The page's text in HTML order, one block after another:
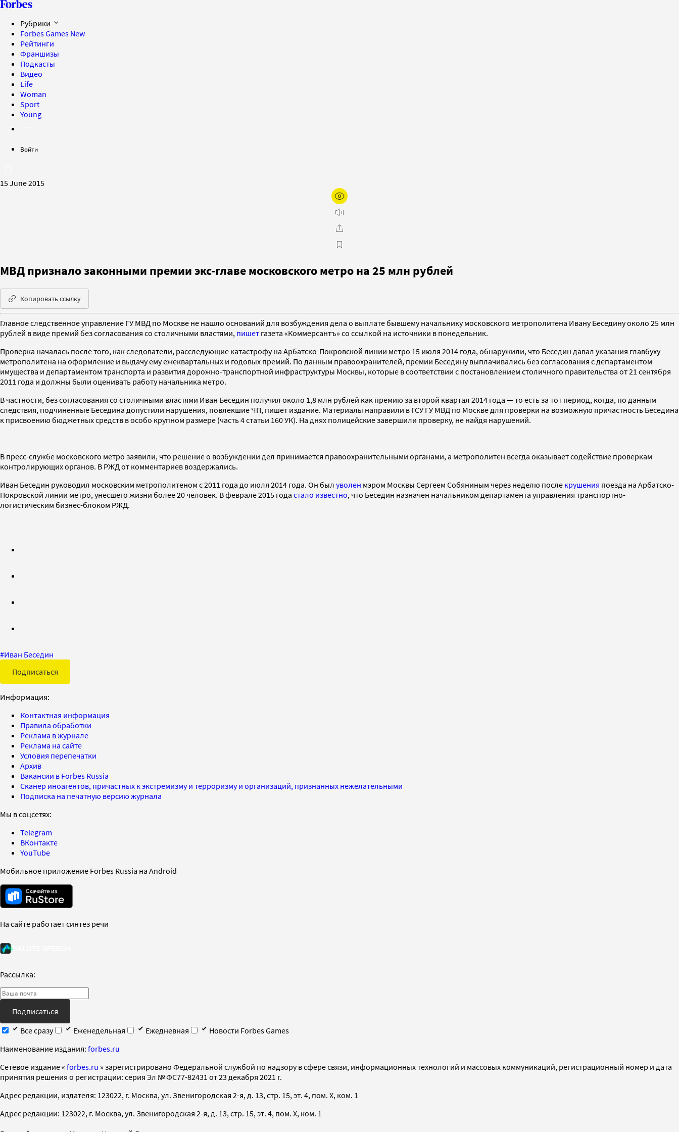
Рубрики
Forbes Games New
Рейтинги
Франшизы
Подкасты
Видео
Life
Woman
Sport
Young
Войти
15 June 2015
МВД признало законными премии экс-главе московского метро на 25 млн рублей
Копировать ссылку
Главное следственное управление ГУ МВД по Москве не нашло оснований для возбуждения дела о выплате бывшему начальнику московского метрополитена Ивану Беседину около 25 млн
рублей в виде премий без согласования со столичными властями, пишет газета «Коммерсантъ» со ссылкой на источники в понедельник.
Проверка началась после того, как следователи, расследующие катастрофу на Арбатско-Покровской линии метро 15 июля 2014 года, обнаружили, что Беседин давал указания главбуху
метрополитена на оформление и выдачу ему ежеквартальных и годовых премий. По данным правоохранителей, премии Беседину выплачивались без согласования с департаментом
имущества и департаментом транспорта и развития дорожно-транспортной инфраструктуры Москвы, которые в соответствии с постановлением столичного правительства от 21 сентября
2011 года и должны были оценивать работу начальника метро.
В частности, без согласования со столичными властями Иван Беседин получил около 1,8 млн рублей как премию за второй квартал 2014 года — то есть за тот период, когда, по данным
следствия, подчиненные Беседина допустили нарушения, повлекшие ЧП, пишет издание. Материалы направили в ГСУ ГУ МВД по Москве для проверки на возможную причастность Беседина
к присвоению бюджетных средств в особо крупном размере (часть 4 статьи 160 УК). На днях полицейские завершили проверку, не найдя нарушений.
В пресс-службе московского метро заявили, что решение о возбуждении дел принимается правоохранительными органами, а метрополитен всегда оказывает содействие проверкам
контролирующих органов. В РЖД от комментариев воздержались.
Иван Беседин руководил московским метрополитеном с 2011 года до июля 2014 года. Он был уволен мэром Москвы Сергеем Собяниным через неделю после крушения поезда на Арбатско-
Покровской линии метро, унесшего жизни более 20 человек. В феврале 2015 года стало известно, что Беседин назначен начальником департамента управления транспортно-
логистическим бизнес-блоком РЖД.
#Иван Беседин
Подписаться
Информация:
Контактная информация
Правила обработки
Реклама в журнале
Реклама на сайте
Условия перепечатки
Архив
Вакансии в Forbes Russia
Сканер иноагентов, причастных к экстремизму и терроризму и организаций, признанных нежелательными
Подписка на печатную версию журнала
Мы в соцсетях:
Telegram
ВКонтакте
YouTube
Мобильное приложение Forbes Russia на Android
На сайте работает синтез речи
Рассылка:
Подписаться
Все сразу
Еженедельная Ежедневная
Новости Forbes Games
Наименование издания: forbes.ru
Cетевое издание « forbes.ru » зарегистрировано Федеральной службой по надзору в сфере связи, информационных технологий и массовых коммуникаций, регистрационный номер и дата
принятия решения о регистрации: серия Эл № ФС77-82431 от 23 декабря 2021 г.
Адрес редакции, издателя: 123022, г. Москва, ул. Звенигородская 2-я, д. 13, стр. 15, эт. 4, пом. X, ком. 1
Адрес редакции: 123022, г. Москва, ул. Звенигородская 2-я, д. 13, стр. 15, эт. 4, пом. X, ком. 1